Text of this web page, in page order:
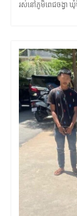
រស់នៅភូមិពេជចង្វា